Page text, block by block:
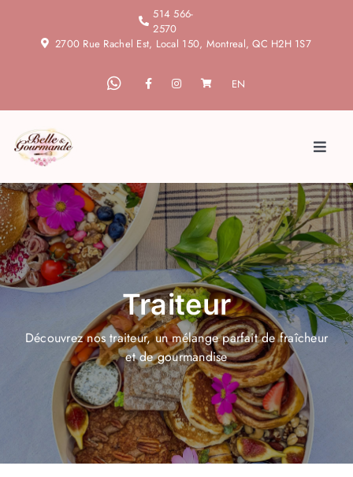
514 566-
2570
2700 Rue Rachel Est, Local 150, Montreal, QC H2H 1S7
EN
Toggle
Accueil
À propos
Blogue
Services
Galerie
Contactss
Traiteur
Découvrez nos traiteur, un mélange parfait de fraîcheur
et de gourmandise